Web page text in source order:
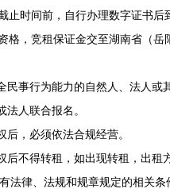
时间前，自行办理数字证书后
格，竞租保证金交至湖南省（
事行为能力的自然人、法人或
人联合报名。
，必须依法合规经营。
不得转租，如出现转租，出租
律、法规和规章规定的相关条